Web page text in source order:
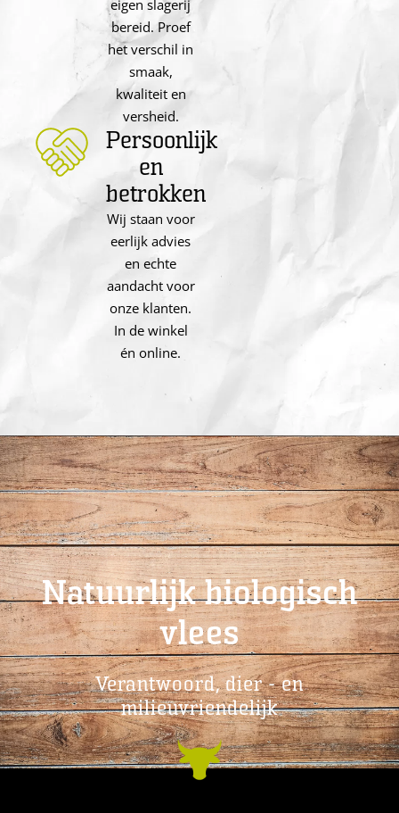
eigen slagerij
bereid. Proef
het verschil in
smaak,
kwaliteit en
versheid.
Persoonlijk
en
betrokken
Wij staan voor
eerlijk advies
en echte
aandacht voor
onze klanten.
In de winkel
én online.
Natuurlijk biologisch
vlees
Verantwoord, dier - en
milieuvriendelijk